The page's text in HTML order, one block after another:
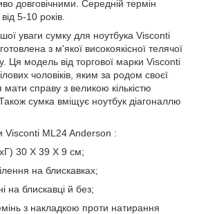
довговічними. Середній термін
5-10 років.
уваги сумку для ноутбука Visconti
з м'якої високоякісної телячої
Ця модель від торгової марки Visconti
чоловіків, яким за родом своєї
мати справу з великою кількістю
сумка вміщує ноутбук діагоналлю
Visconti ML24 Anderson :
30 Х 39 Х 9 см;
на блискавках;
на блискавці й без;
з накладкою проти натирання